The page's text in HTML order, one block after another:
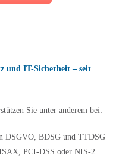
und IT-Sicherheit – seit
Sie unter anderem bei:
DSGVO, BDSG und TTDSG
PCI-DSS oder NIS-2